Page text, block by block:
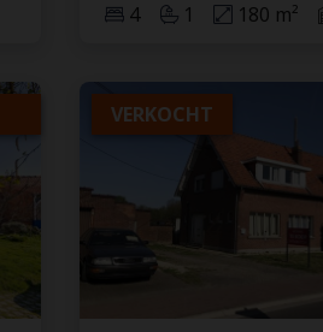
4 1 180 m²
VERKOCHT